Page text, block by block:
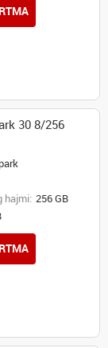
30 8/256
hajmi: 256 GB